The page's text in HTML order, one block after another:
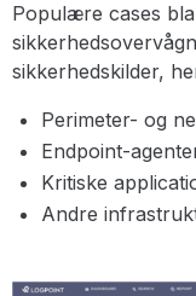
Populære cases
sikkerhedskilder,
Perimeter- og
Endpoint-
Kritiske
Andre